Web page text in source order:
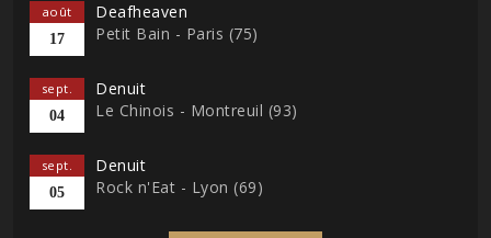
août
17
Deafheaven
Petit Bain - Paris (75)
sept.
04
Denuit
Le Chinois - Montreuil (93)
sept.
05
Denuit
Rock n'Eat - Lyon (69)